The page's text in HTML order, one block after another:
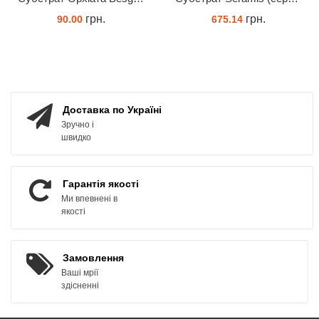
90.00грн. 675.14грн.
Доставка по Україні
Зручно і
швидко
Гарантія якості
Ми впевнені в
якості
Замовлення
Ваші мрії
здісненні